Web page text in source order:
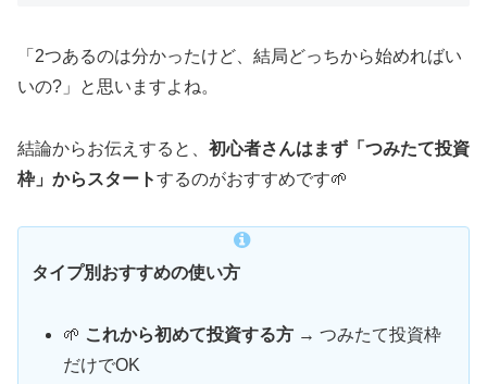
「2つあるのは分かったけど、結局どっちから始めればい
いの?」と思いますよね。
結論からお伝えすると、 初心者さんはまず「つみたて投資
枠」からスタートするのがおすすめです🌱
タイプ別おすすめの使い方
🌱 これから初めて投資する方 → つみたて投資枠
だけでOK